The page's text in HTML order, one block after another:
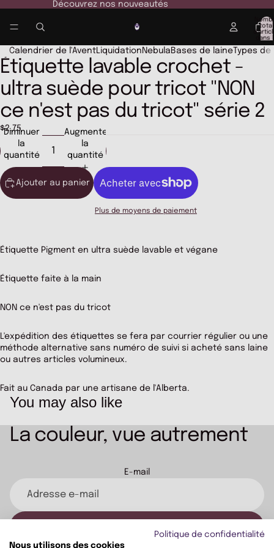
Politique de confidentialité
Nous utilisons des cookies
Découvrez nos nouveautés
total
dans
Calendrier de l'AventLiquidation Nebula Bases de laine Types
Ouvrir
l’image
en
plein
écran
Étiquette lavable crochet -
ultra suède pour tricot "NON
ce n'est pas du tricot" série 2
$2.75
Diminuer
la
quantité
Augmenter
la
quantité
Ajouter au panier
Plus de moyens de paiement
Étiquette Pigment en ultra suède lavable et végane
Étiquette faite à la main
NON ce n'est pas du tricot
L'expédition des étiquettes se fera par courrier régulier ou une
méthode alternative sans numéro de suivi si acheté sans laine
ou autres articles volumineux.
Fait au Canada par une artisane de l'Alberta.
You may also like
La couleur, vue autrement
E-mail
Politique de remboursement
Conditions d’utilisation